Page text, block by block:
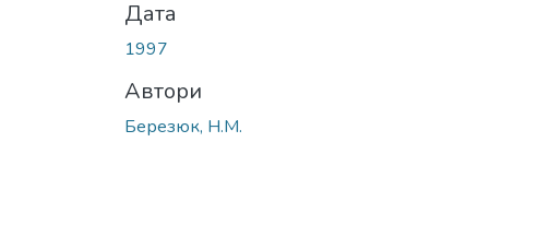
Дата
1997
Автори
Березюк, Н.М.